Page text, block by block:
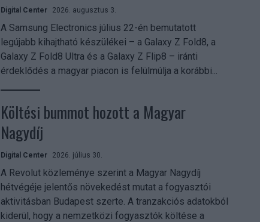
Digital Center 2026. augusztus 3.
A Samsung Electronics július 22-én bemutatott
legújabb kihajtható készülékei – a Galaxy Z Fold8, a
Galaxy Z Fold8 Ultra és a Galaxy Z Flip8 – iránti
érdeklődés a magyar piacon is felülmúlja a korábbi...
Költési bummot hozott a Magyar
Nagydíj
Digital Center 2026. július 30.
A Revolut közleménye szerint a Magyar Nagydíj
hétvégéje jelentős növekedést mutat a fogyasztói
aktivitásban Budapest szerte. A tranzakciós adatokból
kiderül, hogy a nemzetközi fogyasztók költése a